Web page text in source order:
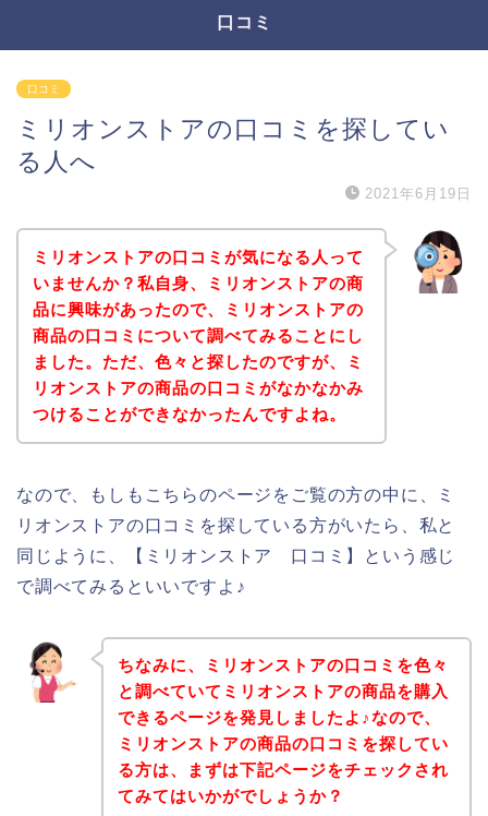
口コミ
口コミ
ミリオンストアの口コミを探してい
る人へ
2021年6月19日
ミリオンストアの口コミが気になる人って
いませんか？私自身、ミリオンストアの商
品に興味があったので、ミリオンストアの
商品の口コミについて調べてみることにし
ました。ただ、色々と探したのですが、ミ
リオンストアの商品の口コミがなかなかみ
つけることができなかったんですよね。
なので、もしもこちらのページをご覧の方の中に、ミ
リオンストアの口コミを探している方がいたら、私と
同じように、【ミリオンストア 口コミ】という感じ
で調べてみるといいですよ♪
ちなみに、ミリオンストアの口コミを色々
と調べていてミリオンストアの商品を購入
できるページを発見しましたよ♪なので、
ミリオンストアの商品の口コミを探してい
る方は、まずは下記ページをチェックされ
てみてはいかがでしょうか？